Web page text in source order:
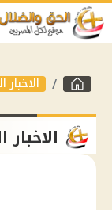
الاخبار
الاخبار